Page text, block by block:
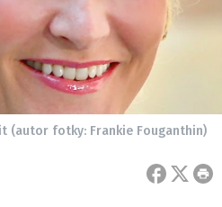
(autor fotky: Frankie Fouganthin)